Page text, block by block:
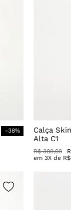
-38%
Calça
Alta C1
R$ 389,00
em 3X de R$